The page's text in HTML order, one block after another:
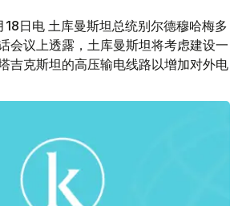
日电 土库曼斯坦总统别尔德穆哈梅多
会议上透露，土库曼斯坦将考虑建设一
吉克斯坦的高压输电线路以增加对外电